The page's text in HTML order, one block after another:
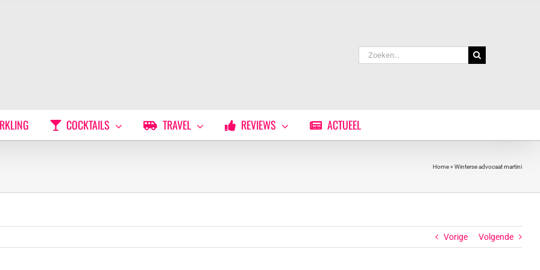
Zoeken
naar:
COCKTAILS TRAVEL REVIEWS ACTUEEL
Home» Winterse advocaat martini
Vorige Volgende